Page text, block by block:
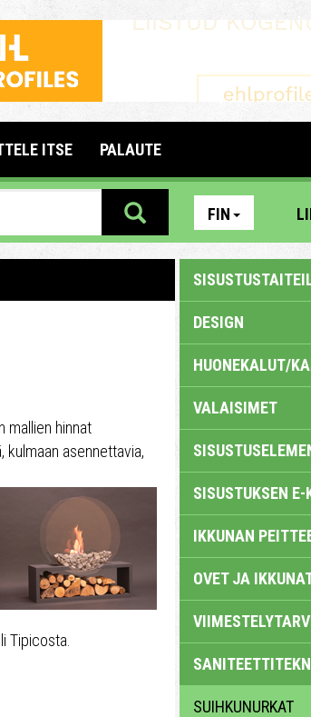
ITSE PALAUTE
FIN
mallien hinnat
kulmaan asennettavia,
Tipicosta.
DESIGN
HUONEKALUT/
VALAISIMET
SISUSTUKSEN E-
IKKUNAN
OVET JA
SUIHKUNURKAT